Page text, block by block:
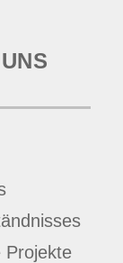
Projekte